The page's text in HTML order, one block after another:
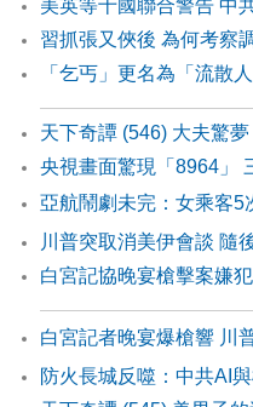
美英等十國聯合警告 中
習抓張又俠後 為何考察
「乞丐」更名為「流散
天下奇譚 (546) 大夫驚夢
央視畫面驚現「8964」
亞航鬧劇未完：女乘客5
川普突取消美伊會談 隨
白宮記協晚宴槍擊案嫌
白宮記者晚宴爆槍響 川
防火長城反噬：中共AI